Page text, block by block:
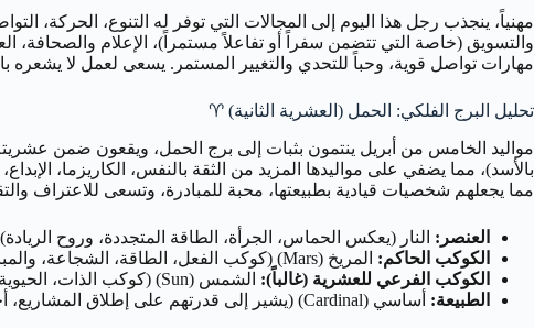
والتسويق (خاصة التي تتضمن سفراً أو تفاعلاً مستمراً)، الإعلام والصحافة،
مهارات تواصل قوية، وحباً للتحدي والتغيير المستمر. يسعى لعمل لا يشعره
تحليل البرج الفلكي: الحمل (العشرية الثانية) ♈
بالأسد)، مما يضفي على مواليدها المزيد من الثقة بالنفس، الكاريزما،
مما يجعلهم شخصيات قيادية بطبيعتها، محبة للمبادرة، وتسعى للاعتراف
العنصر: النار (يعكس الحماس، الجرأة، الطاقة المتجددة، وروح
الكوكب الحاكم: المريخ (Mars) (كوكب الفعل، الطاقة، الشجاعة، والمبادرة).
الكوكب الفرعي للعشرية (غالباً): الشمس (Sun) (كوكب الذات، الحيوية، الإبداع، القيادة، والتألق).
الطبيعة: أساسي (Cardinal) (يشير إلى قدرتهم على إطلاق المشاريع، أخذ زمام المبادرة، وقيادة التغيير بقوة وحضور لافت).